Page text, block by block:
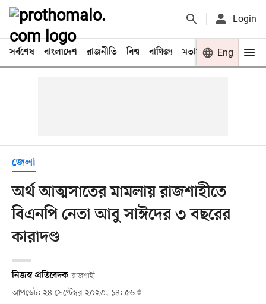
Login
সর্বশেষ বাংলাদেশ রাজনীতি বিশ্ব বাণিজ্য মতামত খেলা
Eng
জেলা
অর্থ আত্মসাতের মামলায় রাজশাহীতে
বিএনপি নেতা আবু সাঈদের ৩ বছরের
কারাদণ্ড
নিজস্ব প্রতিবেদক রাজশাহী
আপডেট: ২৪ সেপ্টেম্বর ২০২৩, ১৪: ৫৬